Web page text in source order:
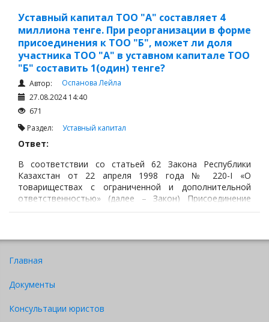
Статья 18 Закона предусматривает, что Общество
вправе размещать свои акции после государственной
регистрации их выпуска посредством одного или
нескольких размещений в пределах объявленного
количества акций.
Уставный капитал ТОО "А" составляет 4
миллиона тенге. При реорганизации в форме
присоединения к ТОО "Б", может ли доля
участника ТОО "А" в уставном капитале ТОО
"Б" составить 1(один) тенге?
Автор:
Оспанова Лейла
27.08.2024 14:40
671
Раздел: Уставный капитал
Ответ:
В соответствии со статьей 62 Закона Республики
Казахстан от 22 апреля 1998 года № 220-I «О
товариществах с ограниченной и дополнительной
ответственностью» (далее – Закон) Присоединение
одного или нескольких товариществ с ограниченной
путем включения имущества присоединяемых
товарищества.
Главная
Документы
Консультации юристов